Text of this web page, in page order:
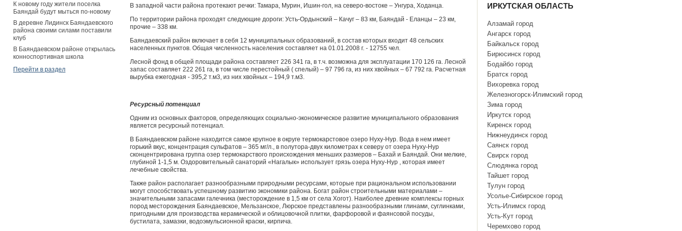
К новому году жители поселка
Баяндай будут мыться по-новому
В деревне Лидинск Баяндаевского
района своими силами поставили
клуб
В Баяндаевском районе открылась
конноспортивная школа
Перейти в раздел
В западной части района протекают речки: Тамара, Мурин, Ишин-гол, на северо-востоке – Унгура, Ходанца.
По территории района проходят следующие дороги: Усть-Ордынский – Качуг – 83 км, Баяндай - Еланцы – 23 км,
прочие – 338 км.
Баяндаевский район включает в себя 12 муниципальных образований, в состав которых входит 48 сельских
населенных пунктов. Общая численность населения составляет на 01.01.2008 г. - 12755 чел.
Лесной фонд в общей площади района составляет 226 341 га, в т.ч. возможна для эксплуатации 170 126 га. Лесной
запас составляет 222 261 га, в том числе перестойный ( спелый) – 97 796 га, из них хвойных – 67 792 га. Расчетная
вырубка ежегодная - 395,2 т.м3, из них хвойных – 194,9 т.м3.
Ресурсный потенциал
Одним из основных факторов, определяющих социально-экономическое развитие муниципального образования
является ресурсный потенциал.
В Баяндаевском районе находится самое крупное в округе термокарстовое озеро Нуху-Нур. Вода в нем имеет
горький вкус, концентрация сульфатов – 365 мг/л., в полутора-двух километрах к северу от озера Нуху-Нур
сконцентрирована группа озер термокарствого происхождения меньших размеров – Бахай и Баяндай. Они мелкие,
глубиной 1-1,5 м. Оздоровительный санаторий «Нагалык» использует грязь озера Нуху-Нур , которая имеет
лечебные свойства.
Также район располагает разнообразными природными ресурсами, которые при рациональном использовании
могут способствовать успешному развитию экономики района. Богат район строительными материалами –
значительными запасами галечника (месторождение в 1,5 км от села Хогот). Наиболее древние комплексы горных
пород месторождения Баяндаевское, Мельзанское, Люрское представлены разнообразными глинами, суглинками,
пригодными для производства керамической и облицовочной плитки, фарфоровой и фаянсовой посуды,
бустилата, замазки, водоэмульсионной краски, кирпича.
ИРКУТСКАЯ ОБЛАСТЬ
Алзамай город
Ангарск город
Байкальск город
Бирюсинск город
Бодайбо город
Братск город
Вихоревка город
Железногорск-Илимский город
Зима город
Иркутск город
Киренск город
Нижнеудинск город
Саянск город
Свирск город
Слюдянка город
Тайшет город
Тулун город
Усолье-Сибирское город
Усть-Илимск город
Усть-Кут город
Черемхово город